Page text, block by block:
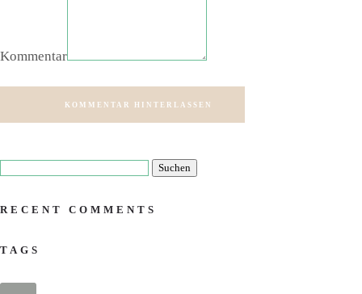
Kommentar
KOMMENTAR HINTERLASSEN
RECENT COMMENTS
TAGS